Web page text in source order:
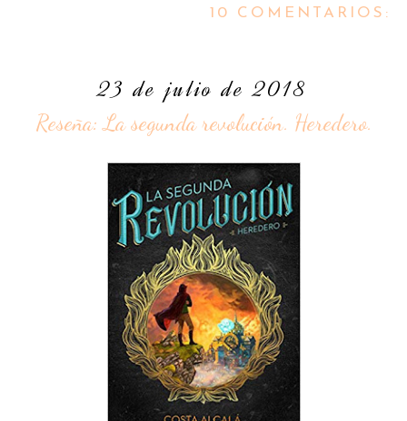
10 COMENTARIOS:
23 de julio de 2018
Reseña: La segunda revolución. Heredero.